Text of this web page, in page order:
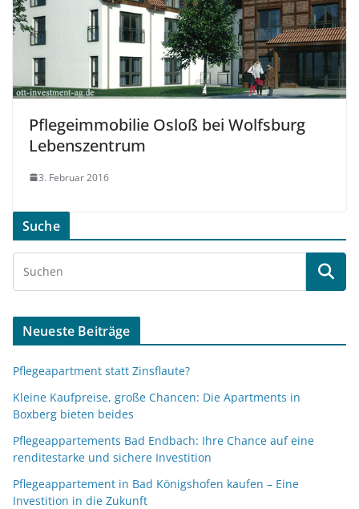
Pflegeimmobilie Osloß bei Wolfsburg
Lebenszentrum
3. Februar 2016
Suche
Neueste Beiträge
Pflegeapartment statt Zinsflaute?
Kleine Kaufpreise, große Chancen: Die Apartments in
Boxberg bieten beides
Pflegeappartements Bad Endbach: Ihre Chance auf eine
renditestarke und sichere Investition
Pflegeappartement in Bad Königshofen kaufen – Eine
Investition in die Zukunft